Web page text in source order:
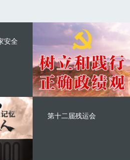
安全
第十二届残运会